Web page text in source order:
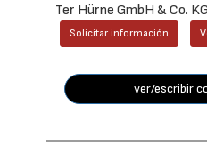
Ter Hürne GmbH & Co.
Solicitar información
ver/escribir